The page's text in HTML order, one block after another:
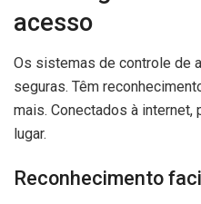
acesso
Os sistemas de controle de
seguras. Têm
mais. Conectados à
lugar.
Reconhecimento